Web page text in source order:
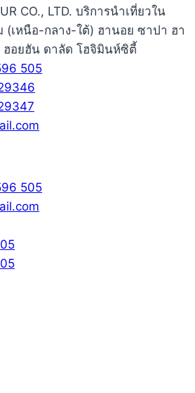
CO., LTD. บริการนำเที่ยวใน
(เหนือ-กลาง-ใต้) ฮานอย ซาปา ฮา
ฮอยฮัน ดาลัด โฮจิมินห์ซิตี้
505
505